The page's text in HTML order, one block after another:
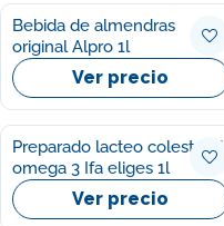
Bebida de almendras
original Alpro 1l
Ver precio
Preparado lacteo colesterol
omega 3 Ifa eliges 1l
Ver precio